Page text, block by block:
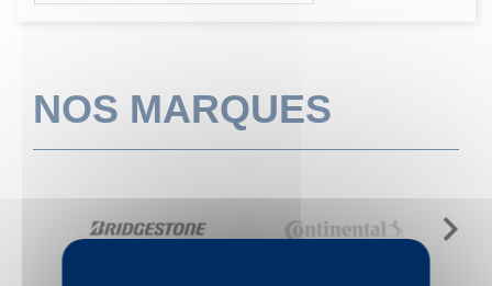
NOS MARQUES